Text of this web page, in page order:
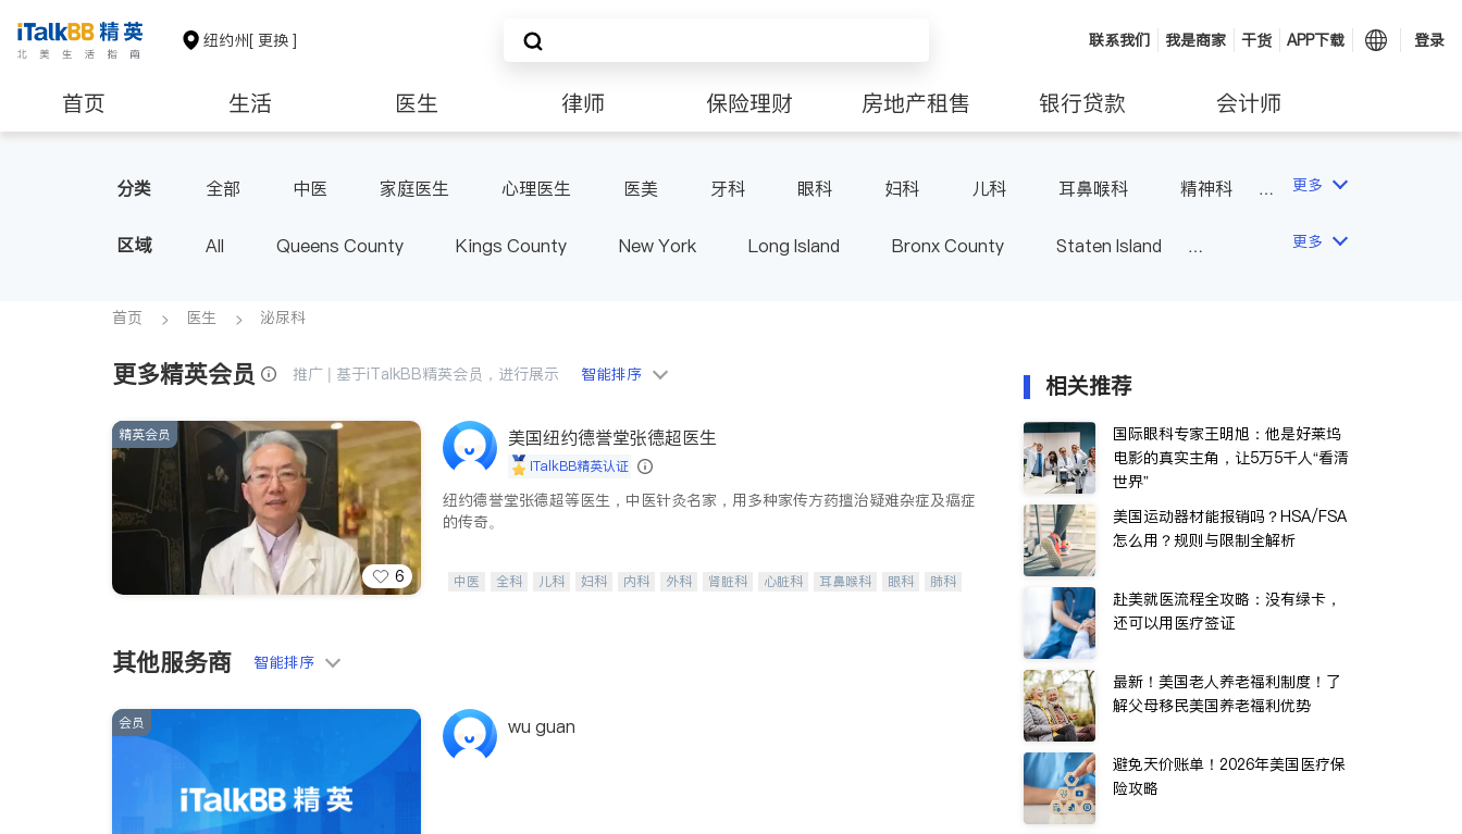
纽约州[ 更换 ] 联系我们 我是商家 干货 APP下载 登录
首页 生活 医生 律师 保险理财 房地产租售 银行贷款 会计师
分类 全部 中医 家庭医生 心理医生 医美 牙科 眼科 妇科 儿科 耳鼻喉科
精神科
呼吸科
医生-其它 内分泌科
更多
区域 All Queens County Kings County New York Long Island Bronx County
Staten Island
更多
首页 医生 泌尿科
更多精英会员 推广 | 基于iTalkBB精英会员，进行展示 智能排序
6
精英会员 美国纽约德誉堂张德超医生
iTalkBB精英认证
纽约德誉堂张德超等医生，中医针灸名家，用多种家传方药擅治疑难杂症及癌症
的传奇。
中医 全科 儿科 妇科 内科 外科 肾脏科 心脏科 耳鼻喉科 眼科
肺科
其他服务商 智能排序
会员 wu guan
相关推荐
国际眼科专家王明旭：他是好莱坞
电影的真实主角，让5万5千人“看清
世界”
美国运动器材能报销吗？HSA/FSA
怎么用？规则与限制全解析
赴美就医流程全攻略：没有绿卡，
还可以用医疗签证
最新！美国老人养老福利制度！了
解父母移民美国养老福利优势
避免天价账单！2026年美国医疗保
险攻略